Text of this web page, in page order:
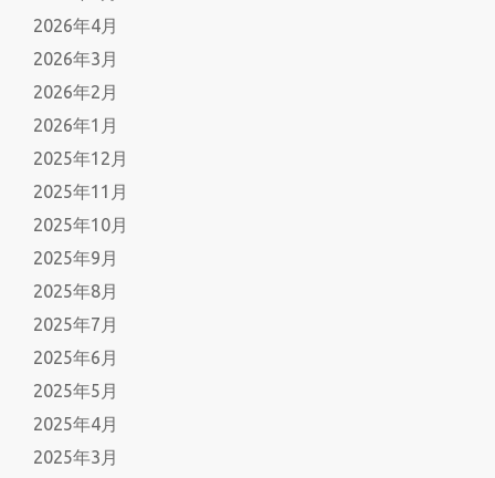
2026年4月
2026年3月
2026年2月
2026年1月
2025年12月
2025年11月
2025年10月
2025年9月
2025年8月
2025年7月
2025年6月
2025年5月
2025年4月
2025年3月